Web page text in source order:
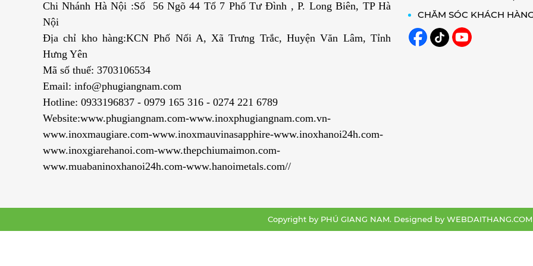
Chi Nhánh Hà Nội :Số 56 Ngõ 44 Tổ 7 Phố Tư Đình , P. Long Biên, TP Hà
Nội
Địa chỉ kho hàng:KCN Phố Nối A, Xã Trưng Trắc, Huyện Văn Lâm, Tỉnh
Hưng Yên
Mã số thuế: 3703106534
Email: info@phugiangnam.com
Hotline: 0933196837 - 0979 165 316 - 0274 221 6789
Website:www.phugiangnam.com-www.inoxphugiangnam.com.vn-
www.inoxmaugiare.com-www.inoxmauvinasapphire-www.inoxhanoi24h.com-
www.inoxgiarehanoi.com-www.thepchiumaimon.com-
www.muabaninoxhanoi24h.com-www.hanoimetals.com//
CHĂM SÓC KHÁCH
Copyright by PHÚ GIANG NAM. Designed by WEBDAITHANG.COM